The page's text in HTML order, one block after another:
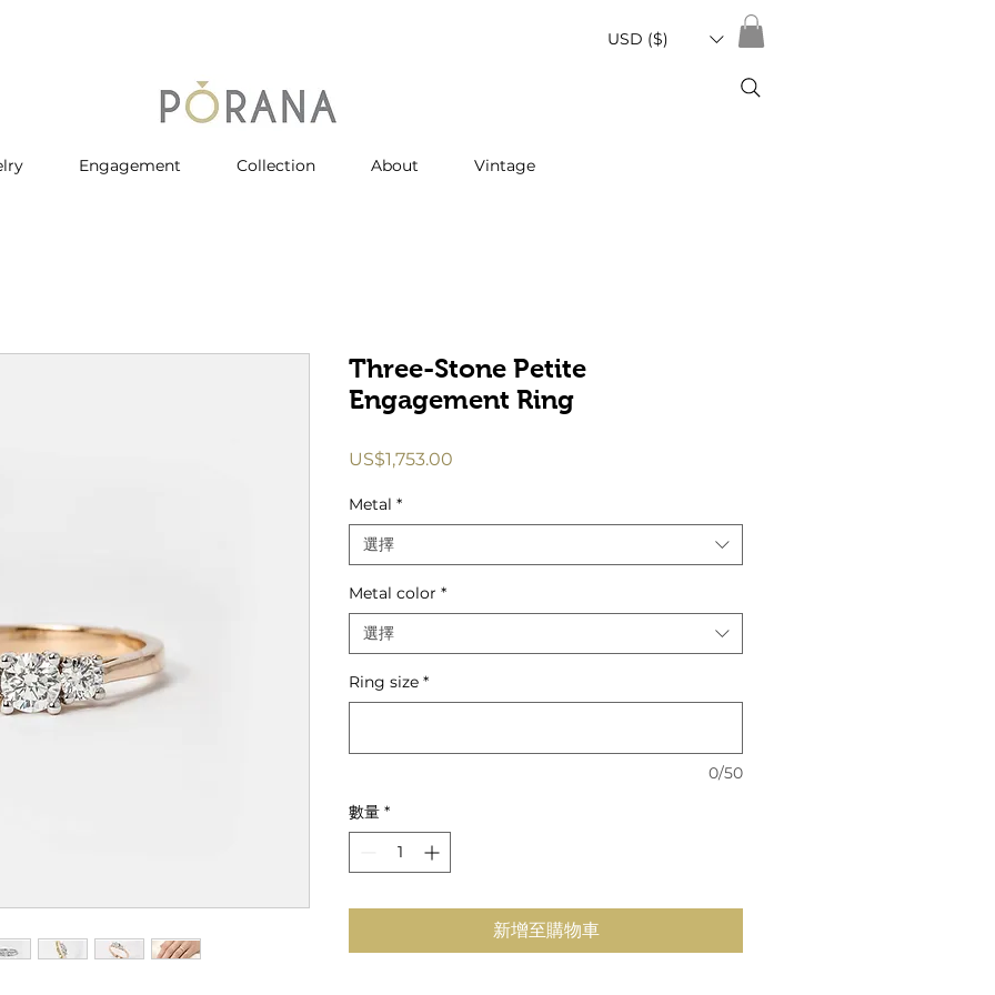
USD ($)
Engagement Collection About Vintage
Three-Stone Petite
Engagement Ring
US$1,753.00
Metal *
選擇
Metal color *
選擇
Ring size *
0/50
數量 *
新增至購物車